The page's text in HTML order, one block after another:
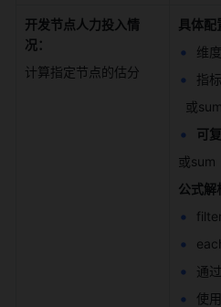
开发节点人力投入情
况：
计算指定节点的估分
具体配
维
指
或
可
或sum
公式解
通
使